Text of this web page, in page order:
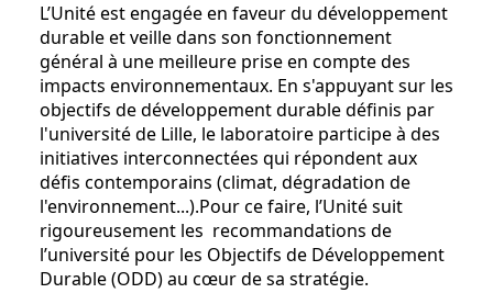
L’Unité est engagée en faveur du développement
durable et veille dans son fonctionnement
général à une meilleure prise en compte des
impacts environnementaux. En s'appuyant sur les
objectifs de développement durable définis par
l'université de Lille, le laboratoire participe à des
initiatives interconnectées qui répondent aux
défis contemporains (climat, dégradation de
l'environnement...).Pour ce faire, l’Unité suit
rigoureusement les recommandations de
l’université pour les Objectifs de Développement
Durable (ODD) au cœur de sa stratégie.